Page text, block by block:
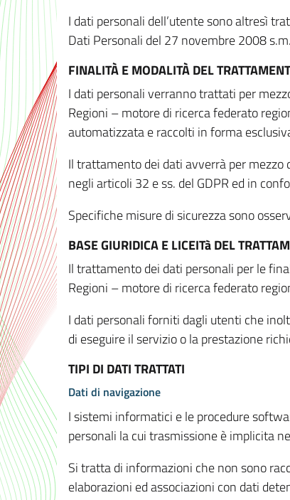
I dati personali dell’utente sono altresì
Dati Personali del 27 novembre 2008
FINALITÀ E MODALITÀ DEL
I dati personali verranno trattati per
Regioni – motore di ricerca federato
automatizzata e raccolti in forma
Il trattamento dei dati avverrà per
negli articoli 32 e ss. del GDPR ed in
Specifiche misure di sicurezza sono
BASE GIURIDICA E LICEITà DEL
Il trattamento dei dati personali per le
Regioni – motore di ricerca federato
I dati personali forniti dagli utenti che
di eseguire il servizio o la prestazione
TIPI DI DATI TRATTATI
Dati di navigazione
I sistemi informatici e le procedure
personali la cui trasmissione è implicita
Si tratta di informazioni che non sono
elaborazioni ed associazioni con dati